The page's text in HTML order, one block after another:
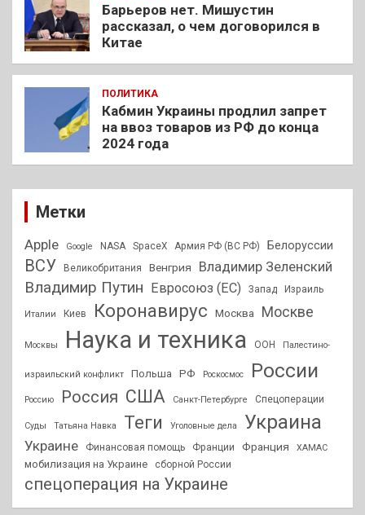
Барьеров нет. Мишустин
рассказал, о чем договорился в
Китае
ПОЛИТИКА
Кабмин Украины продлил запрет
на ввоз товаров из РФ до конца
2024 года
Метки
Apple Google NASA SpaceX Армия РФ (ВС РФ) Белоруссии
ВСУ Великобритания Венгрия Владимир Зеленский
Владимир Путин Евросоюз (ЕС) Запад Израиль
Италии Киев Коронавирус Москва Москве
Москвы Наука и техника ООН Палестино-
израильский конфликт Польша РФ Роскосмос России
Россию Россия США Санкт-Петербурге Спецоперации
Суды Татьяна Навка Теги Уголовные дела Украина
Украине Финансовая помощь Франции Франция ХАМАС
мобилизация на Украине сборной России
спецоперация на Украине